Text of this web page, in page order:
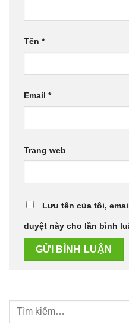
Tên *
Email *
Trang web
Lưu tên của tôi,
duyệt này cho lần bình